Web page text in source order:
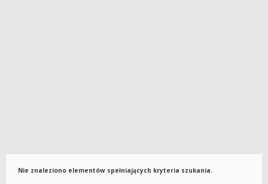
Nie znaleziono elementów spełniających kryteria szukania.